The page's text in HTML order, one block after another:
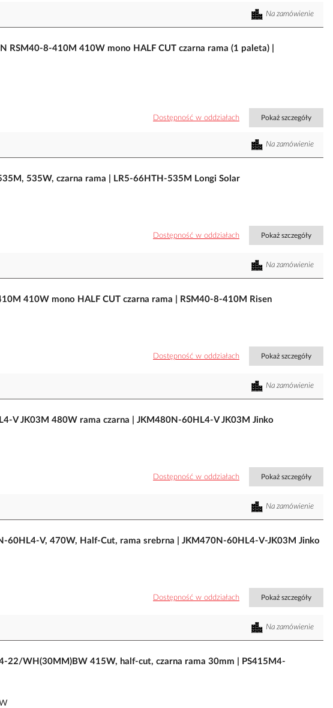
Na zamówienie
RSM40-8-410M 410W mono HALF CUT czarna rama (1 paleta) |
Dostępność w oddziałach Pokaż szczegóły
Na zamówienie
535W, czarna rama | LR5-66HTH-535M Longi Solar
Dostępność w oddziałach Pokaż szczegóły
Na zamówienie
410W mono HALF CUT czarna rama | RSM40-8-410M Risen
Dostępność w oddziałach Pokaż szczegóły
Na zamówienie
V JK03M 480W rama czarna | JKM480N-60HL4-V JK03M Jinko
Dostępność w oddziałach Pokaż szczegóły
Na zamówienie
60HL4-V, 470W, Half-Cut, rama srebrna | JKM470N-60HL4-V-JK03M Jinko
Dostępność w oddziałach Pokaż szczegóły
Na zamówienie
22/WH(30MM)BW 415W, half-cut, czarna rama 30mm | PS415M4-